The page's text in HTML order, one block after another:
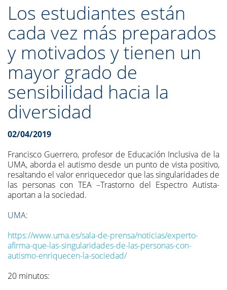
Los estudiantes están
cada vez más preparados
y motivados y tienen un
mayor grado de
sensibilidad hacia la
diversidad
02/04/2019
Francisco Guerrero, profesor de Educación Inclusiva de la
UMA, aborda el autismo desde un punto de vista positivo,
resaltando el valor enriquecedor que las singularidades de
las personas con TEA –Trastorno del Espectro Autista-
aportan a la sociedad.
UMA:
https://www.uma.es/sala-de-prensa/noticias/experto-
afirma-que-las-singularidades-de-las-personas-con-
autismo-enriquecen-la-sociedad/
20 minutos: